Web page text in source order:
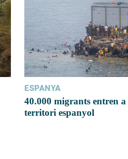
ESPANYA
40.000 migrants entren a
territori espanyol